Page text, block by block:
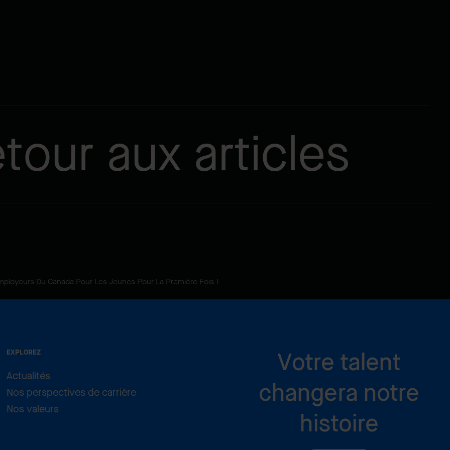
aux articles
Du Canada Pour Les Jeunes Pour La Première Fois !
EXPLOREZ
Actualités
Nos perspectives de carrière
Nos valeurs
Votre talent
changera notre
histoire